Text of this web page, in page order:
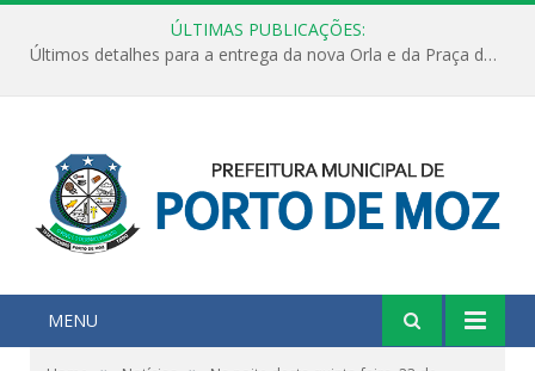
ÚLTIMAS PUBLICAÇÕES:
Últimos detalhes para a entrega da nova Orla e da Praça do Praião
MENU